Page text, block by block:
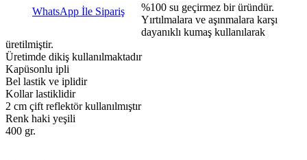
WhatsApp İle Sipariş
%100 su geçirmez bir üründür.
Yırtılmalara ve aşınmalara karşı
dayanıklı kumaş kullanılarak
üretilmiştir.
Üretimde dikiş kullanılmaktadır
Kapüsonlu ipli
Bel lastik ve iplidir
Kollar lastiklidir
2 cm çift reflektör kullanılmıştır
Renk haki yeşili
400 gr.